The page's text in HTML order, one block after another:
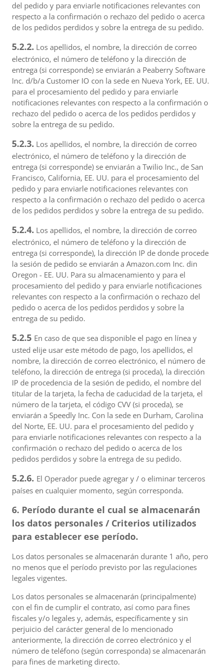
del pedido y para enviarle notificaciones relevantes con
respecto a la confirmación o rechazo del pedido o acerca
de los pedidos perdidos y sobre la entrega de su pedido.
5.2.2. Los apellidos, el nombre, la dirección de correo
electrónico, el número de teléfono y la dirección de
entrega (si corresponde) se enviarán a Peaberry Software
Inc. d/b/a Customer IO con la sede en Nueva York, EE. UU.
para el procesamiento del pedido y para enviarle
notificaciones relevantes con respecto a la confirmación o
rechazo del pedido o acerca de los pedidos perdidos y
sobre la entrega de su pedido.
5.2.3. Los apellidos, el nombre, la dirección de correo
electrónico, el número de teléfono y la dirección de
entrega (si corresponde) se enviarán a Twilio Inc., de San
Francisco, California, EE. UU. para el procesamiento del
pedido y para enviarle notificaciones relevantes con
respecto a la confirmación o rechazo del pedido o acerca
de los pedidos perdidos y sobre la entrega de su pedido.
5.2.4. Los apellidos, el nombre, la dirección de correo
electrónico, el número de teléfono y la dirección de
entrega (si corresponde), la dirección IP de donde procede
la sesión de pedido se enviarán a Amazon.com Inc. din
Oregon - EE. UU. Para su almacenamiento y para el
procesamiento del pedido y para enviarle notificaciones
relevantes con respecto a la confirmación o rechazo del
pedido o acerca de los pedidos perdidos y sobre la
entrega de su pedido.
5.2.5 En caso de que sea disponible el pago en línea y
usted elije usar este método de pago, los apellidos, el
nombre, la dirección de correo electrónico, el número de
teléfono, la dirección de entrega (si proceda), la dirección
IP de procedencia de la sesión de pedido, el nombre del
titular de la tarjeta, la fecha de caducidad de la tarjeta, el
número de la tarjeta, el código CVV (si proceda), se
enviarán a Speedly Inc. Con la sede en Durham, Carolina
del Norte, EE. UU. para el procesamiento del pedido y
para enviarle notificaciones relevantes con respecto a la
confirmación o rechazo del pedido o acerca de los
pedidos perdidos y sobre la entrega de su pedido.
5.2.6. El Operador puede agregar y / o eliminar terceros
países en cualquier momento, según corresponda.
6. Período durante el cual se almacenarán
los datos personales / Criterios utilizados
para establecer ese período.
Los datos personales se almacenarán durante 1 año, pero
no menos que el período previsto por las regulaciones
legales vigentes.
Los datos personales se almacenarán (principalmente)
con el fin de cumplir el contrato, así como para fines
fiscales y/o legales y, además, específicamente y sin
perjuicio del carácter general de lo mencionado
anteriormente, la dirección de correo electrónico y el
número de teléfono (según corresponda) se almacenarán
para fines de marketing directo.